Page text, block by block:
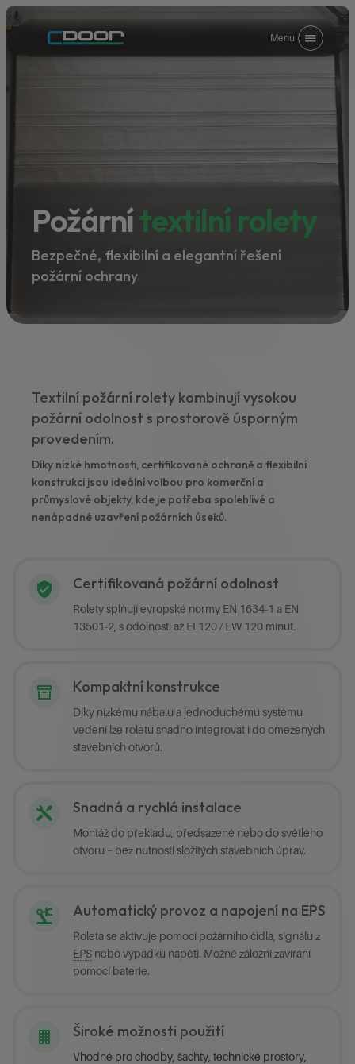
Menu
Požárnítextilní rolety
Bezpečné, flexibilní a elegantní řešení
požární ochrany
Textilní požární rolety kombinují vysokou
požární odolnost s prostorově úsporným
provedením.
Díky nízké hmotnosti, certifikované ochraně a flexibilní
konstrukci jsou ideální volbou pro komerční a
průmyslové objekty, kde je potřeba spolehlivé a
nenápadné uzavření požárních úseků.
Certifikovaná požární odolnost
Rolety splňují evropské normy EN 1634-1 a EN
13501-2, s odolností až EI 120 / EW 120 minut.
Kompaktní konstrukce
Díky nízkému nábalu a jednoduchému systému
vedení lze roletu snadno integrovat i do omezených
stavebních otvorů.
Snadná a rychlá instalace
Montáž do překladu, předsazeně nebo do světlého
otvoru – bez nutnosti složitých stavebních úprav.
Automatický provoz a napojení na EPS
Roleta se aktivuje pomocí požárního čidla, signálu z
EPS nebo výpadku napětí. Možné záložní zavírání
pomocí baterie.
Široké možnosti použití
Vhodné pro chodby, šachty, technické prostory,